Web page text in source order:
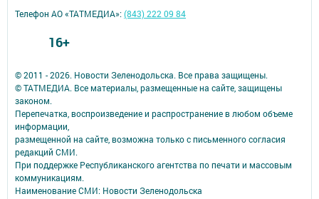
© 2011 - 2026. Новости Зеленодольска. Все права защищены.
© ТАТМЕДИА. Все материалы, размещенные на сайте, защищены
законом.
Перепечатка, воспроизведение и распространение в любом объеме
информации,
размещенной на сайте, возможна только с письменного согласия
редакций СМИ.
При поддержке Республиканского агентства по печати и массовым
коммуникациям.
Наименование СМИ: Новости Зеленодольска
Телефон АО «ТАТМЕДИА»:(843) 222 09 84
16+